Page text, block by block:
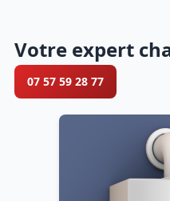
Votre expert
07 57 59 28 77